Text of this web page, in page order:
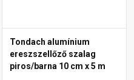
Tondach alumínium
ereszszellőző szalag
piros/barna 10 cm x 5 m